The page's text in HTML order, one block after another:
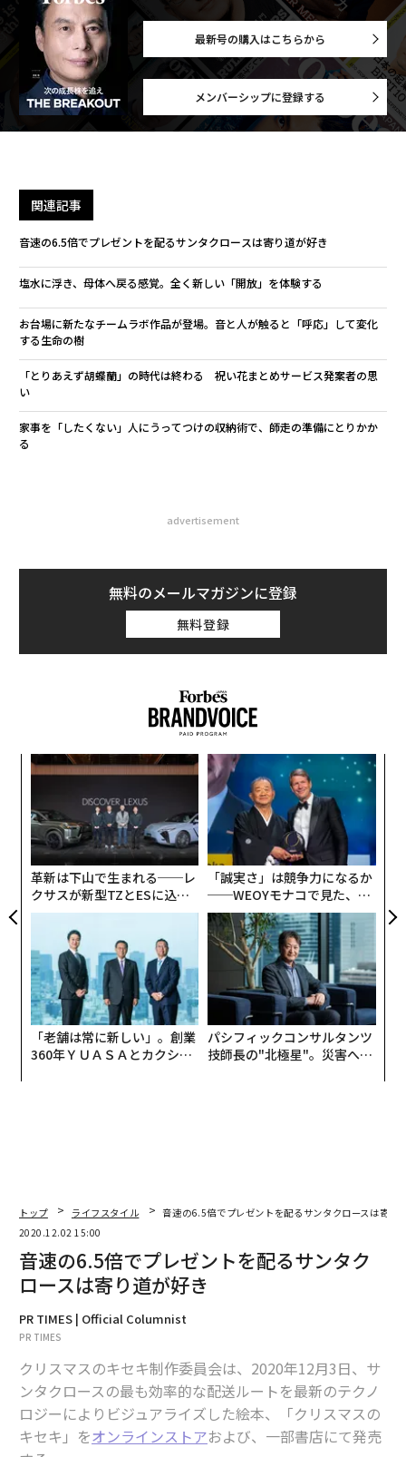
最新号の購入はこちらから
メンバーシップに登録する
関連記事
音速の6.5倍でプレゼントを配るサンタクロースは寄り道が好き
塩水に浮き、母体へ戻る感覚。全く新しい「開放」を体験する
お台場に新たなチームラボ作品が登場。音と人が触ると「呼応」して変化
する生命の樹
「とりあえず胡蝶蘭」の時代は終わる 祝い花まとめサービス発案者の思
い
家事を「したくない」人にうってつけの収納術で、師走の準備にとりかか
る
advertisement
無料のメールマガジンに登録
無料登録
革新は下山で生まれる──レ
クサスが新型TZとESに込め
た「DISCOVER」の哲学
「誠実さ」は競争力になるか
──WEOYモナコで見た、く
ら寿司の経営哲学
「老舗は常に新しい」。創業
360年ＹＵＡＳＡとカクシン
パシフィックコンサルタンツ
技師長の"北極星"。災害への
トップ ライフスタイル
音速の6.5倍でプレゼントを配るサンタクロースは寄り
2020.12.02 15:00
音速の6.5倍でプレゼントを配るサンタク
ロースは寄り道が好き
PR TIMES | Official Columnist
PR TIMES
クリスマスのキセキ制作委員会は、2020年12月3日、サ
ンタクロースの最も効率的な配送ルートを最新のテクノ
ロジーによりビジュアライズした絵本、「クリスマスの
キセキ」をオンラインストアおよび、一部書店にて発売